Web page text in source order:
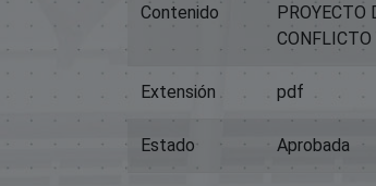
Contenido
PROYECTO
Extensión pdf
Estado Aprobada